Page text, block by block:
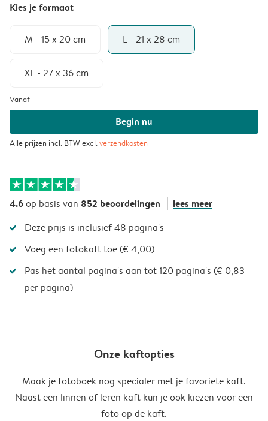
Kies je formaat
M - 15 x 20 cm L - 21 x 28 cm
XL - 27 x 36 cm
Vanaf
Begin nu
Alle prijzen incl. BTW excl.verzendkosten
4.6op basis van 852 beoordelingen lees meer
Deze prijs is inclusief 48 pagina's
Voeg een fotokaft toe (€ 4,00)
Pas het aantal pagina's aan tot 120 pagina's (€ 0,83
per pagina)
Onze kaftopties
Maak je fotoboek nog specialer met je favoriete kaft.
Naast een linnen of leren kaft kun je ook kiezen voor een
foto op de kaft.